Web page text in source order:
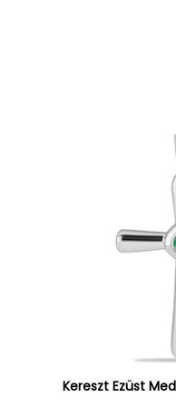
Kereszt Ezüst